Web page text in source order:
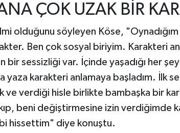
ÇOK UZAK BİR
olduğunu söyleyen Köse,
Ben çok sosyal biriyim. Karakteri
sessizliği var. İçinde yaşadığı her
yaza karakteri anlamaya başladım. İlk
ve verdiği hisle birlikte bambaşka bir
beni değiştirmesine izin verdiğimde
hissettim" diye konuştu.